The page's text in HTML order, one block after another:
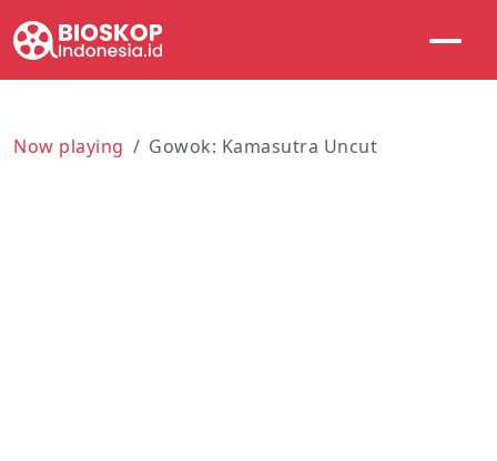
Now playing Gowok: Kamasutra Uncut